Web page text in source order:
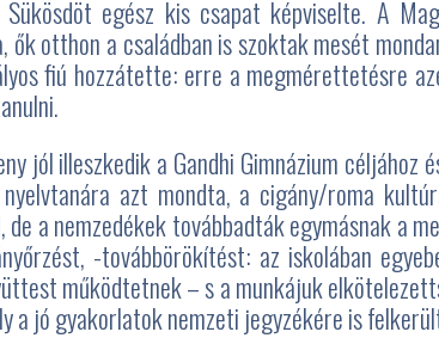
egész kis csapat képviselte. A
otthon a családban is szoktak mesét
fiú hozzátette: erre a megmérettetésre
jól illeszkedik a Gandhi Gimnázium
azt mondta, a cigány/roma
a nemzedékek továbbadták egymásnak a
-továbbörökítést: az iskolában
működtetnek – s a munkájuk
a jó gyakorlatok nemzeti jegyzékére is